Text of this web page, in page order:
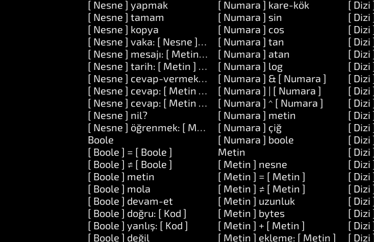
[ Nesne ] yapmak
[ Nesne ] tamam
[ Nesne ] kopya
[ Nesne ] vaka: [ Nesne ] do: [ Kod ]
[ Nesne ] mesajı: [ Metin ] argümanlar: [ Dizi ]
[ Nesne ] tarih: [ Metin ] do: [ Kod ]
[ Nesne ] cevap-vermek: [ Metin ]
[ Nesne ] cevap: [ Metin ] ve: [ Metin ]
[ Nesne ] cevap: [ Metin ] ve: [ Metin ] ve: [ Metin ]
[ Nesne ] nil?
[ Nesne ] öğrenmek: [ Metin ] araçlar: [ Metin ]
Boole
[ Boole ] = [ Boole ]
[ Boole ] ≠ [ Boole ]
[ Boole ] metin
[ Boole ] mola
[ Boole ] devam-et
[ Boole ] doğru: [ Kod ]
[ Boole ] yanlış: [ Kod ]
[ Boole ] değil
[ Numara ] kare-kök
[ Numara ] sin
[ Numara ] cos
[ Numara ] tan
[ Numara ] atan
[ Numara ] log
[ Numara ] & [ Numara ]
[ Numara ] | [ Numara ]
[ Numara ] ^ [ Numara ]
[ Numara ] metin
[ Numara ] çiğ
[ Numara ] boole
Metin
[ Metin ] nesne
[ Metin ] = [ Metin ]
[ Metin ] ≠ [ Metin ]
[ Metin ] uzunluk
[ Metin ] bytes
[ Metin ] + [ Metin ]
[ Metin ] ekleme: [ Metin ]
[ Dizi
[ Dizi
[
[ Dizi
[ Dizi
[ Dizi
[ Dizi
[ Dizi
[ Dizi
[
[
[
[ Dizi
[ Dizi
[ Dizi
[ Dizi
[ Dizi
[ Dizi
[ Dizi
[ Dizi